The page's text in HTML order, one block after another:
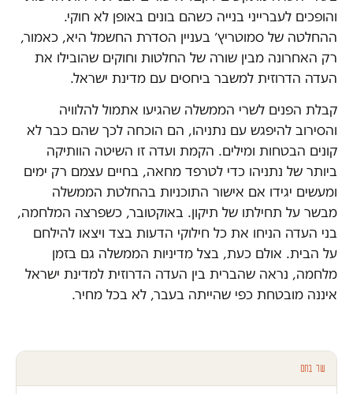
והופכים לעברייני בנייה כשהם בונים באופן לא חוקי.
ההחלטה של סמוטריץ׳ בעניין הסדרת החשמל היא, כאמור,
רק האחרונה מבין שורה של החלטות וחוקים שהובילו את
העדה הדרוזית למשבר ביחסים עם מדינת ישראל.
קבלת הפנים לשרי הממשלה שהגיעו אתמול להלוויה
והסירוב להיפגש עם נתניהו, הם הוכחה לכך שהם כבר לא
קונים הבטחות ומילים. הקמת ועדה זו השיטה הוותיקה
ביותר של נתניהו כדי לטרפד מחאה, בחיים עצמם רק ימים
ומעשים יגידו אם אישור התוכניות בהחלטת הממשלה
מבשר על תחילתו של תיקון. באוקטובר, כשפרצה המלחמה,
בני העדה הניחו את כל חילוקי הדעות בצד ויצאו להילחם
על הבית. אולם כעת, בצל מדיניות הממשלה גם בזמן
מלחמה, נראה שהברית בין העדה הדרוזית למדינת ישראל
איננה מובטחת כפי שהייתה בעבר, לא בכל מחיר.
עוד בחם